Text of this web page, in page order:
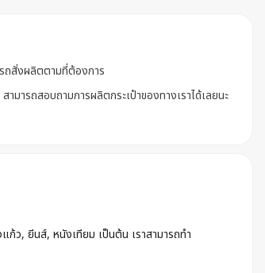
ถสั่งผลิตตามที่ต้องการ
มารถสอบถามการผลิตกระเป๋าของทางเราได้เลยนะ
ก้ว, ยีนส์, หนังเทียม เป็นต้น เราสามารถทำ